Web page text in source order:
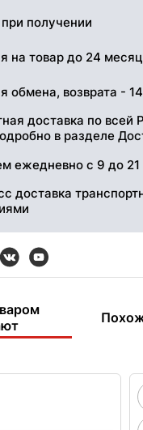
получении
на товар до 24
обмена, возврата -
доставка по всей
в разделе
ежедневно с 9 до 21
доставка